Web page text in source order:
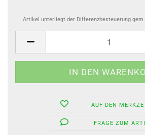
Artikel unterliegt der Differenzbesteuerung gem.
AUF DEN
FRAGE ZUM